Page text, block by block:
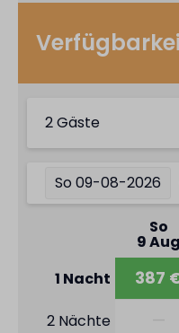
2 Gäste
So 09-08-2026
So
9 Aug
1 Nacht
387
2 Nächte